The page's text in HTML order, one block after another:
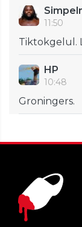
11:50
Tiktokgelul.
HP
10:48
Groningers.